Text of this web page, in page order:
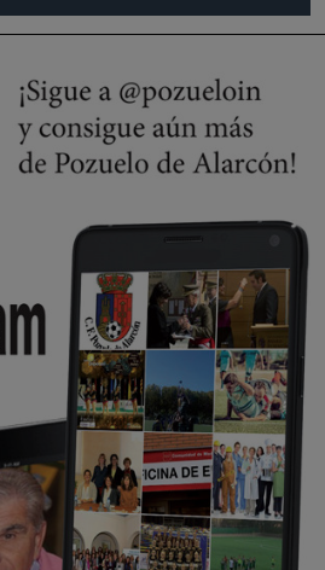
de pozuelo?
| El comisario de la …